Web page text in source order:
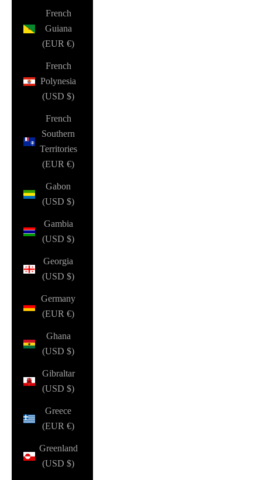
French
Guiana
(EUR €)
French
Polynesia
(USD $)
French
Southern
Territories
(EUR €)
Gabon
(USD $)
Gambia
(USD $)
Georgia
(USD $)
Germany
(EUR €)
Ghana
(USD $)
Gibraltar
(USD $)
Greece
(EUR €)
Greenland
(USD $)